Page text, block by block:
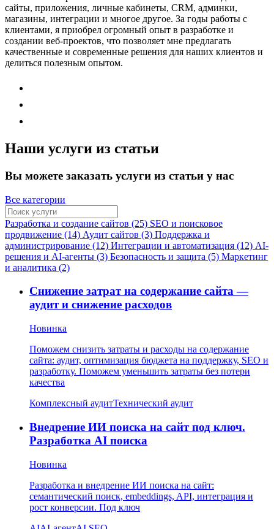
сайты, приложения, личные кабинеты, CRM, админки,
магазины, интеграции и многое другое. За годы работы с
клиентами, я приобрел огромный опыт в разработке и
создании веб-проектов, что позволяет мне предлагать
качественные и современные решения для наших клиентов и
делиться полезным опытом.
Наши услуги из статьи
Вы можете заказать услуги из статьи у нас
Все категории
Разработка и создание сайтов (25) SEO и поисковое
продвижение (14) Аудит сайтов (3) Поддержка и
администрирование (12) Интеграции и автоматизация (12) AI-
решения и AI-агенты (3) Безопасность и защита (5) Маркетинг
и аналитика (2)
Снижение затрат на содержание сайта —
аудит и снижение расходов
Новинка
Поможем снизить затраты и расходы на содержание
сайта: аудит, оптимизация бюджета на поддержку, SEO и
разработку. Поможем уменьшить затраты без потери
качества
Комплексный аудитТехнический аудит
Внедрение ИИ поиска на сайт под ключ.
Разработка AI поиска
Новинка
Разработка и внедрение ИИ поиска на сайт:
семантический поиск, embeddings, API, интеграция и
рост конверсии. Под ключ